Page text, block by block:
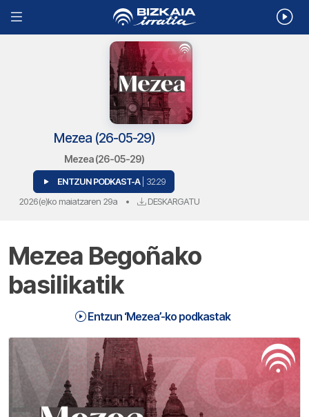
Mezea (26-05-29)
Mezea (26-05-29)
ENTZUN PODKAST-A | 32:29
2026(e)ko maiatzaren 29a • DESKARGATU
Mezea Begoñako
basilikatik
Entzun ‘Mezea’-ko podkastak